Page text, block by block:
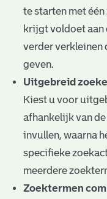
te starten met
krijgt voldoet aan
verder verkleinen
geven.
Uitgebreid
Kiest u voor
afhankelijk van
invullen, waarna
specifieke
meerdere
Zoektermen